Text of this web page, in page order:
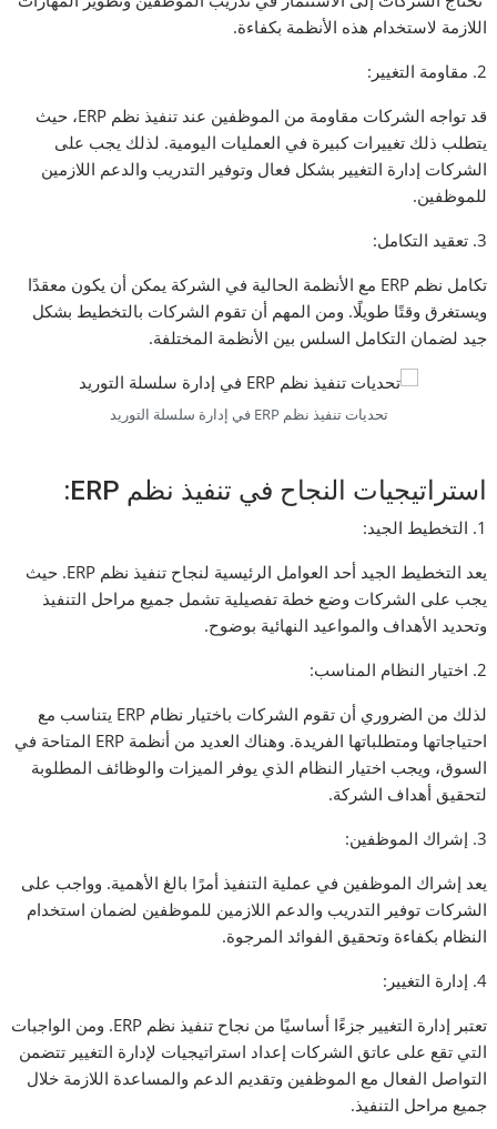
اللازمة لاستخدام هذه الأنظمة بكفاءة.
2. مقاومة التغيير:
قد تواجه الشركات مقاومة من الموظفين عند تنفيذ نظم ERP، حيث
يتطلب ذلك تغييرات كبيرة في العمليات اليومية. لذلك يجب على
الشركات إدارة التغيير بشكل فعال وتوفير التدريب والدعم اللازمين
للموظفين.
3. تعقيد التكامل:
تكامل نظم ERP مع الأنظمة الحالية في الشركة يمكن أن يكون معقدًا
ويستغرق وقتًا طويلًا. ومن المهم أن تقوم الشركات بالتخطيط بشكل
جيد لضمان التكامل السلس بين الأنظمة المختلفة.
تحديات تنفيذ نظم ERP في إدارة سلسلة التوريد
استراتيجيات النجاح في تنفيذ نظم ERP:
1. التخطيط الجيد:
يعد التخطيط الجيد أحد العوامل الرئيسية لنجاح تنفيذ نظم ERP. حيث
يجب على الشركات وضع خطة تفصيلية تشمل جميع مراحل التنفيذ
وتحديد الأهداف والمواعيد النهائية بوضوح.
2. اختيار النظام المناسب:
لذلك من الضروري أن تقوم الشركات باختيار نظام ERP يتناسب مع
احتياجاتها ومتطلباتها الفريدة. وهناك العديد من أنظمة ERP المتاحة في
السوق، ويجب اختيار النظام الذي يوفر الميزات والوظائف المطلوبة
لتحقيق أهداف الشركة.
3. إشراك الموظفين:
يعد إشراك الموظفين في عملية التنفيذ أمرًا بالغ الأهمية. وواجب على
الشركات توفير التدريب والدعم اللازمين للموظفين لضمان استخدام
النظام بكفاءة وتحقيق الفوائد المرجوة.
4. إدارة التغيير:
تعتبر إدارة التغيير جزءًا أساسيًا من نجاح تنفيذ نظم ERP. ومن الواجبات
التي تقع على عاتق الشركات إعداد استراتيجيات لإدارة التغيير تتضمن
التواصل الفعال مع الموظفين وتقديم الدعم والمساعدة اللازمة خلال
جميع مراحل التنفيذ.